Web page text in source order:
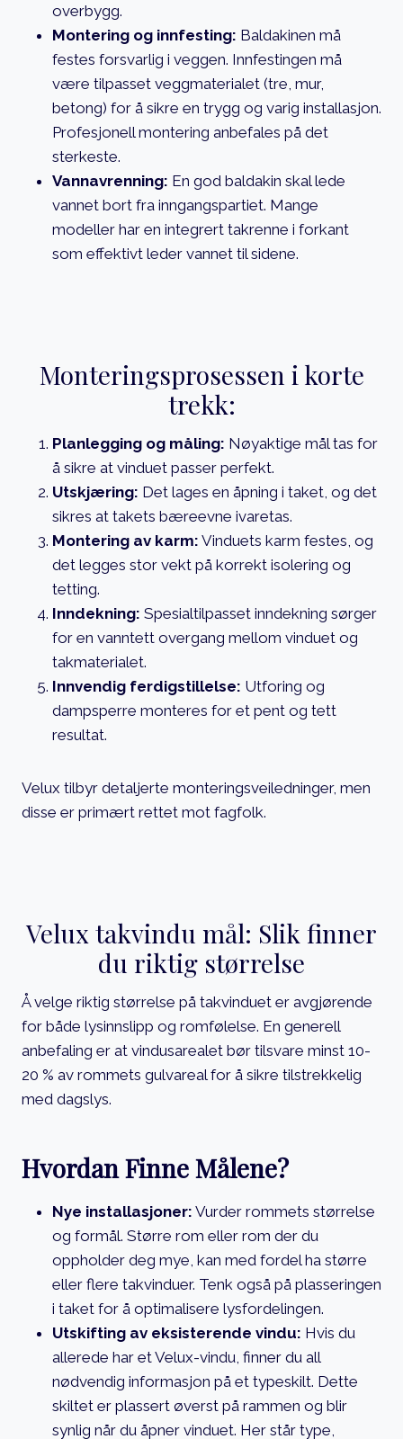
overbygg.
Montering og innfesting: Baldakinen må
festes forsvarlig i veggen. Innfestingen må
være tilpasset veggmaterialet (tre, mur,
betong) for å sikre en trygg og varig installasjon.
Profesjonell montering anbefales på det
sterkeste.
Vannavrenning: En god baldakin skal lede
vannet bort fra inngangspartiet. Mange
modeller har en integrert takrenne i forkant
som effektivt leder vannet til sidene.
Monteringsprosessen i korte
trekk:
Planlegging og måling: Nøyaktige mål tas for
å sikre at vinduet passer perfekt.
Utskjæring: Det lages en åpning i taket, og det
sikres at takets bæreevne ivaretas.
Montering av karm: Vinduets karm festes, og
det legges stor vekt på korrekt isolering og
tetting.
Inndekning: Spesialtilpasset inndekning sørger
for en vanntett overgang mellom vinduet og
takmaterialet.
Innvendig ferdigstillelse: Utforing og
dampsperre monteres for et pent og tett
resultat.
Velux tilbyr detaljerte monteringsveiledninger, men
disse er primært rettet mot fagfolk.
Velux takvindu mål: Slik finner
du riktig størrelse
Å velge riktig størrelse på takvinduet er avgjørende
for både lysinnslipp og romfølelse. En generell
anbefaling er at vindusarealet bør tilsvare minst 10-
20 % av rommets gulvareal for å sikre tilstrekkelig
med dagslys.
Hvordan Finne Målene?
Nye installasjoner: Vurder rommets størrelse
og formål. Større rom eller rom der du
oppholder deg mye, kan med fordel ha større
eller flere takvinduer. Tenk også på plasseringen
i taket for å optimalisere lysfordelingen.
Utskifting av eksisterende vindu: Hvis du
allerede har et Velux-vindu, finner du all
nødvendig informasjon på et typeskilt. Dette
skiltet er plassert øverst på rammen og blir
synlig når du åpner vinduet. Her står type,